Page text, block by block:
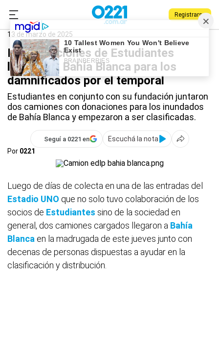
Registrarse
0221.com.ar Deportes
13 de marzo de 2025
Las donaciones de Estudiantes
llegaron a Bahía Blanca para los
damnificados por el temporal
Estudiantes en conjunto con su fundación juntaron
dos camiones con donaciones para los inundados
de Bahía Blanca y empezaron a ser clasificadas.
Seguí a 0221 en
Escuchá la nota
Por 0221
Luego de días de colecta en una de las entradas del
Estadio UNO que no solo tuvo colaboración de los
socios de Estudiantes sino de la sociedad en
general, dos camiones cargados llegaron a Bahía
Blanca en la madrugada de este jueves junto con
decenas de personas dispuestas a ayudar en la
clasificación y distribución.